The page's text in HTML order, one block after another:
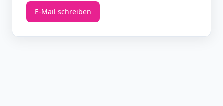
E‑Mail schreiben